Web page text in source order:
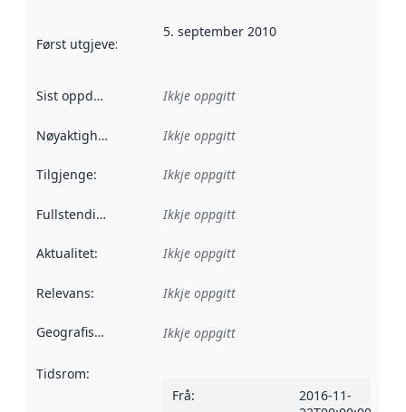
Først utgjeve: Denne datoen seier når dataa i dette
5. september 2010
Sist oppdatert Ikkje oppgitt
Nøyaktigheit Ikkje oppgitt
Tilgjenge: Ikkje oppgitt
Fullstendigheit Ikkje oppgitt
Aktualitet: Ikkje oppgitt
Relevans: Ikkje oppgitt
Geografisk område Ikkje oppgitt
Tidsrom:
Frå:
2016-11-